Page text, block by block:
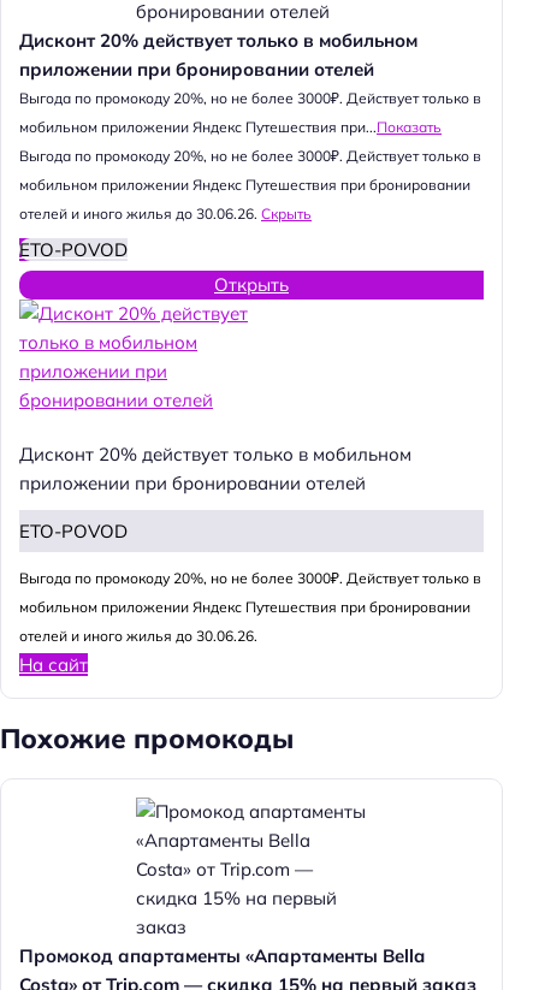
Дисконт 20% действует только в мобильном
приложении при бронировании отелей
Выгода по промокоду 20%, но не более 3000₽. Действует только в
мобильном приложении Яндекс Путешествия при...Показать
Выгода по промокоду 20%, но не более 3000₽. Действует только в
мобильном приложении Яндекс Путешествия при бронировании
отелей и иного жилья до 30.06.26. Скрыть
ETO-POVOD
Открыть
Дисконт 20% действует только в мобильном
приложении при бронировании отелей
ETO-POVOD
Выгода по промокоду 20%, но не более 3000₽. Действует только в
мобильном приложении Яндекс Путешествия при бронировании
отелей и иного жилья до 30.06.26.
На сайт
Похожие промокоды
Промокод апартаменты «Апартаменты Bella
Costa» от Trip.com — скидка 15% на первый заказ